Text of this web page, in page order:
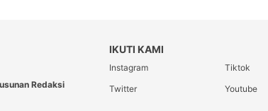
Redaksi
IKUTI KAMI
Instagram Tiktok
Twitter
Youtube